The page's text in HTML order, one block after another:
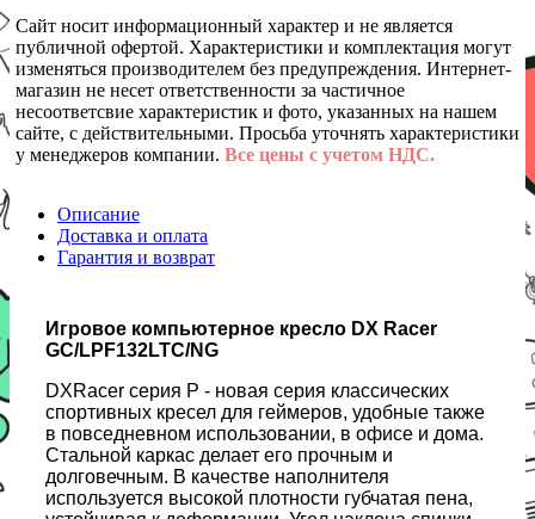
Сайт носит информационный характер и не является
публичной офертой. Характеристики и комплектация могут
изменяться производителем без предупреждения. Интернет-
магазин не несет ответственности за частичное
несоответсвие характеристик и фото, указанных на нашем
сайте, с действительными. Просьба уточнять характеристики
у менеджеров компании. Все цены с учетом НДС.
Описание
Доставка и оплата
Гарантия и возврат
Игровое компьютерное кресло DX Racer
GC/LPF132LTC/NG
DXRacer серия P - новая серия классических
спортивных кресел для геймеров, удобные также
в повседневном использовании, в офисе и дома.
Стальной каркас делает его прочным и
долговечным. В качестве наполнителя
используется высокой плотности губчатая пена,